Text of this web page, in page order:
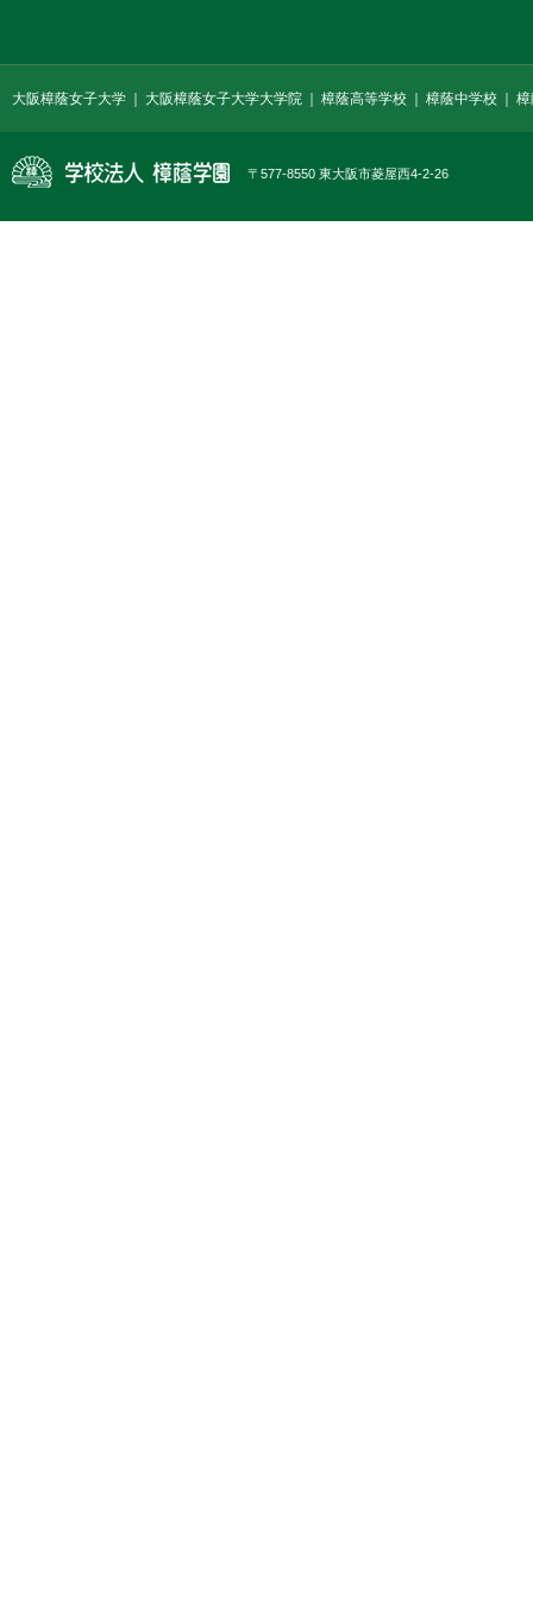
大阪樟蔭女子大学 大阪樟蔭女子大学大学院 樟蔭高等学校 樟蔭中学校
〒577-8550 東大阪市菱屋西4-2-26